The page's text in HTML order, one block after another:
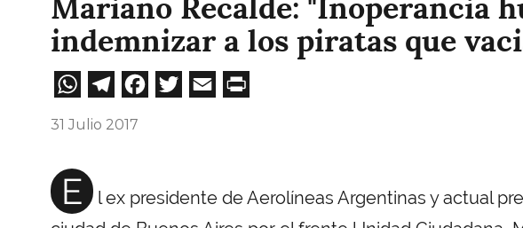
Mariano Recalde: "Inoperancia
indemnizar a los piratas que
WhatsApp
Telegram
Facebook
Twitter
Email
31 Julio 2017
E
l ex presidente de Aerolíneas Argentinas y actual